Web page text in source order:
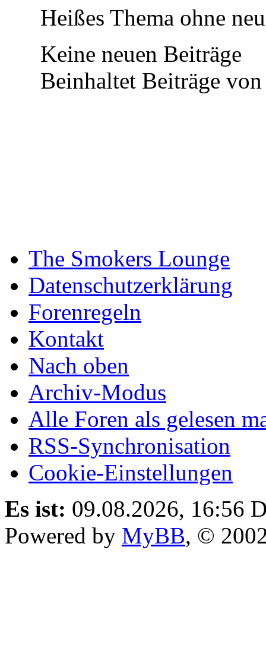
Heißes Thema ohne
Keine neuen Beiträge
Beinhaltet Beiträge
The Smokers Lounge
Datenschutzerklärung
Forenregeln
Kontakt
Nach oben
Archiv-Modus
Alle Foren als gelesen
RSS-Synchronisation
Cookie-Einstellungen
Es ist: 09.08.2026, 16:56
Powered by MyBB, ©